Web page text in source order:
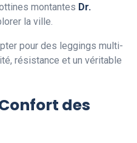
montantes Dr.
la ville.
pour des leggings multi-
résistance et un véritable
des